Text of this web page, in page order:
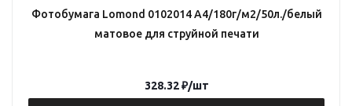
Фотобумага Lomond 0102014 A4/180г/м2/50л./белый
матовое для струйной печати
328.32₽/шт